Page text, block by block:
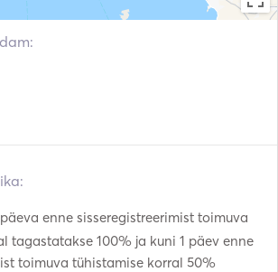
enne sisseregistreerimist toimuva
tagastatakse 100% ja kuni 1 päev enne
toimuva tühistamise korral 50%